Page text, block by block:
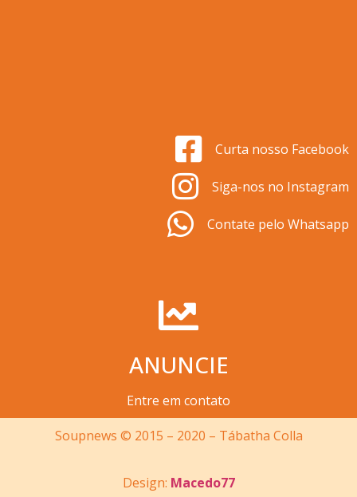
Curta nosso Facebook
Siga-nos no Instagram
Contate pelo Whatsapp
ANUNCIE
Entre em contato
Soupnews © 2015 – 2020 – Tábatha Colla
Design: Macedo77